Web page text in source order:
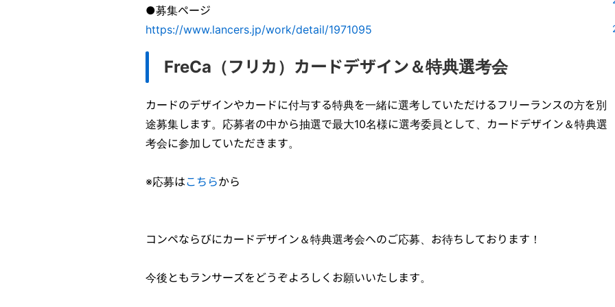
●募集ページ
https://www.lancers.jp/work/detail/1971095
FreCa（フリカ）カードデザイン＆特典選考会
カードのデザインやカードに付与する特典を一緒に選考していただけるフリーランスの方を別
途募集します。応募者の中から抽選で最大10名様に選考委員として、カードデザイン＆特典選
考会に参加していただきます。
※応募はこちらから
コンペならびにカードデザイン＆特典選考会へのご応募、お待ちしております！
今後ともランサーズをどうぞよろしくお願いいたします。